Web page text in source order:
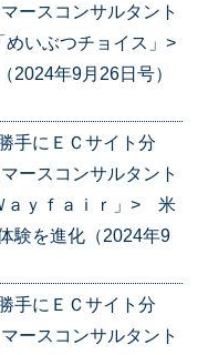
ースコンサルタント
いぶつチョイス」>
年9月26日号）
手にＥＣサイト分
ースコンサルタント
ｙｆａｉｒ」> 米
験を進化（2024年9
手にＥＣサイト分
ースコンサルタント